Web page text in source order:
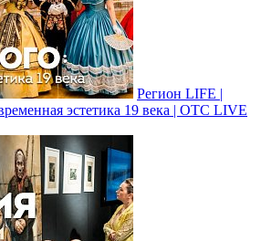
Регион LIFE |
эстетика 19 века | ОТС LIVE